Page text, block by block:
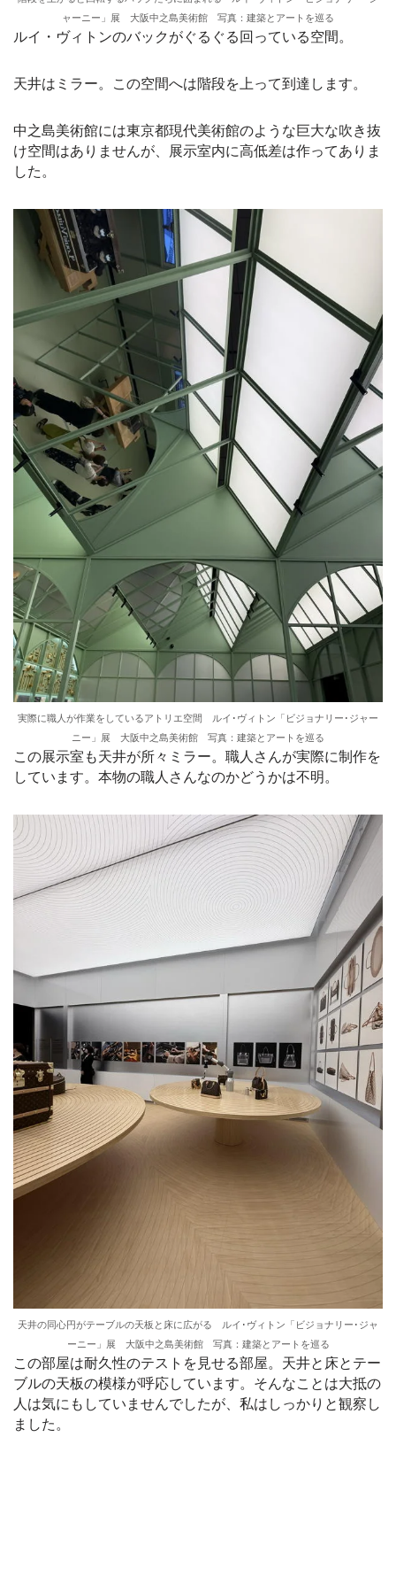
ャーニー」展 大阪中之島美術館 写真：建築とアートを巡る
ルイ・ヴィトンのバックがぐるぐる回っている空間。
天井はミラー。この空間へは階段を上って到達します。
中之島美術館には東京都現代美術館のような巨大な吹き抜
け空間はありませんが、展示室内に高低差は作ってありま
した。
実際に職人が作業をしているアトリエ空間 ルイ･ヴィトン「ビジョナリー･ジャー
ニー」展 大阪中之島美術館 写真：建築とアートを巡る
この展示室も天井が所々ミラー。職人さんが実際に制作を
しています。本物の職人さんなのかどうかは不明。
天井の同心円がテーブルの天板と床に広がる ルイ･ヴィトン「ビジョナリー･ジャ
ーニー」展 大阪中之島美術館 写真：建築とアートを巡る
この部屋は耐久性のテストを見せる部屋。天井と床とテー
ブルの天板の模様が呼応しています。そんなことは大抵の
人は気にもしていませんでしたが、私はしっかりと観察し
ました。